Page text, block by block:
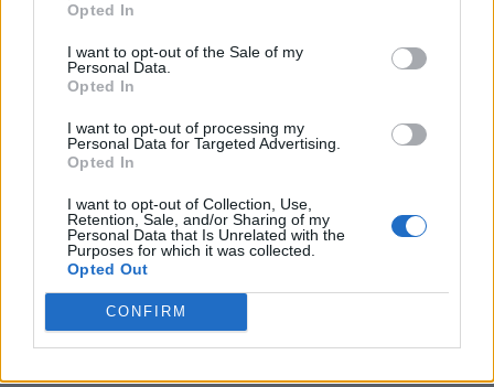
Opted In
I want to opt-out of the Sale of my
Personal Data.
Opted In
I want to opt-out of processing my
Personal Data for Targeted Advertising.
Opted In
I want to opt-out of Collection, Use,
Retention, Sale, and/or Sharing of my
Personal Data that Is Unrelated with the
Purposes for which it was collected.
Opted Out
CONFIRM
Vicenza, Gallerie d’Italia aperta e gratis
domenica 2 agosto
EVENTI
tragedia jazz “Così parlò Giosuè” di Artisti
Anonimi